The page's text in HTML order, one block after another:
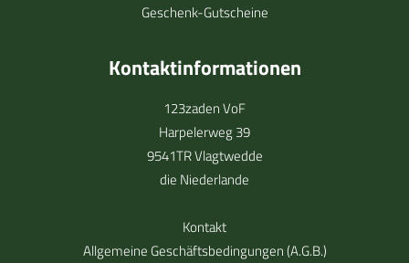
Geschenk-Gutscheine
Kontaktinformationen
123zaden VoF
Harpelerweg 39
9541TR Vlagtwedde
die Niederlande
Kontakt
Allgemeine Geschäftsbedingungen (A.G.B.)